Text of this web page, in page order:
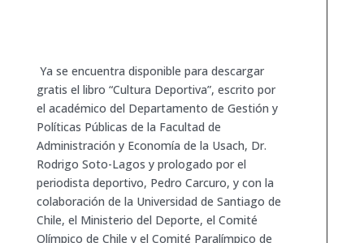
Ya se encuentra disponible para descargar
gratis el libro “Cultura Deportiva”, escrito por
el académico del Departamento de Gestión y
Políticas Públicas de la Facultad de
Administración y Economía de la Usach, Dr.
Rodrigo Soto-Lagos y prologado por el
periodista deportivo, Pedro Carcuro, y con la
colaboración de la Universidad de Santiago de
Chile, el Ministerio del Deporte, el Comité
Olímpico de Chile y el Comité Paralímpico de